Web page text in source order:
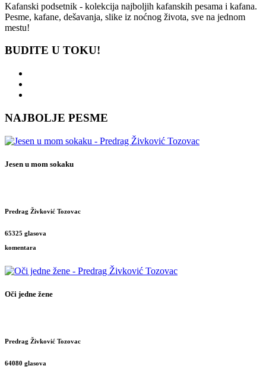
Kafanski podsetnik - kolekcija najboljih kafanskih pesama i kafana.
Pesme, kafane, dešavanja, slike iz noćnog života, sve na jednom
mestu!
BUDITE U TOKU!
NAJBOLJE PESME
Jesen u mom sokaku
Predrag Živković Tozovac
65325 glasova
komentara
Oči jedne žene
Predrag Živković Tozovac
64080 glasova